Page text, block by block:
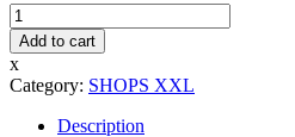
Lebenshilfe
3
Meisenknödel
in
Papierbeutel
quantity
Add to cart
x
Category: SHOPS XXL
Description